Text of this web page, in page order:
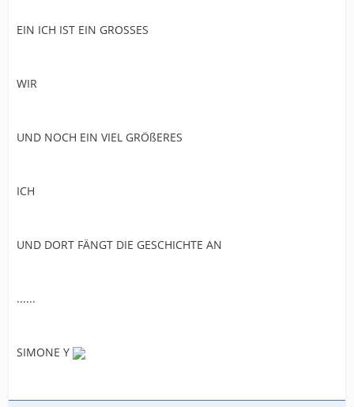
EIN ICH IST EIN GROSSES
WIR
UND NOCH EIN VIEL GRÖßERES
ICH
UND DORT FÄNGT DIE GESCHICHTE AN
......
SIMONE Y